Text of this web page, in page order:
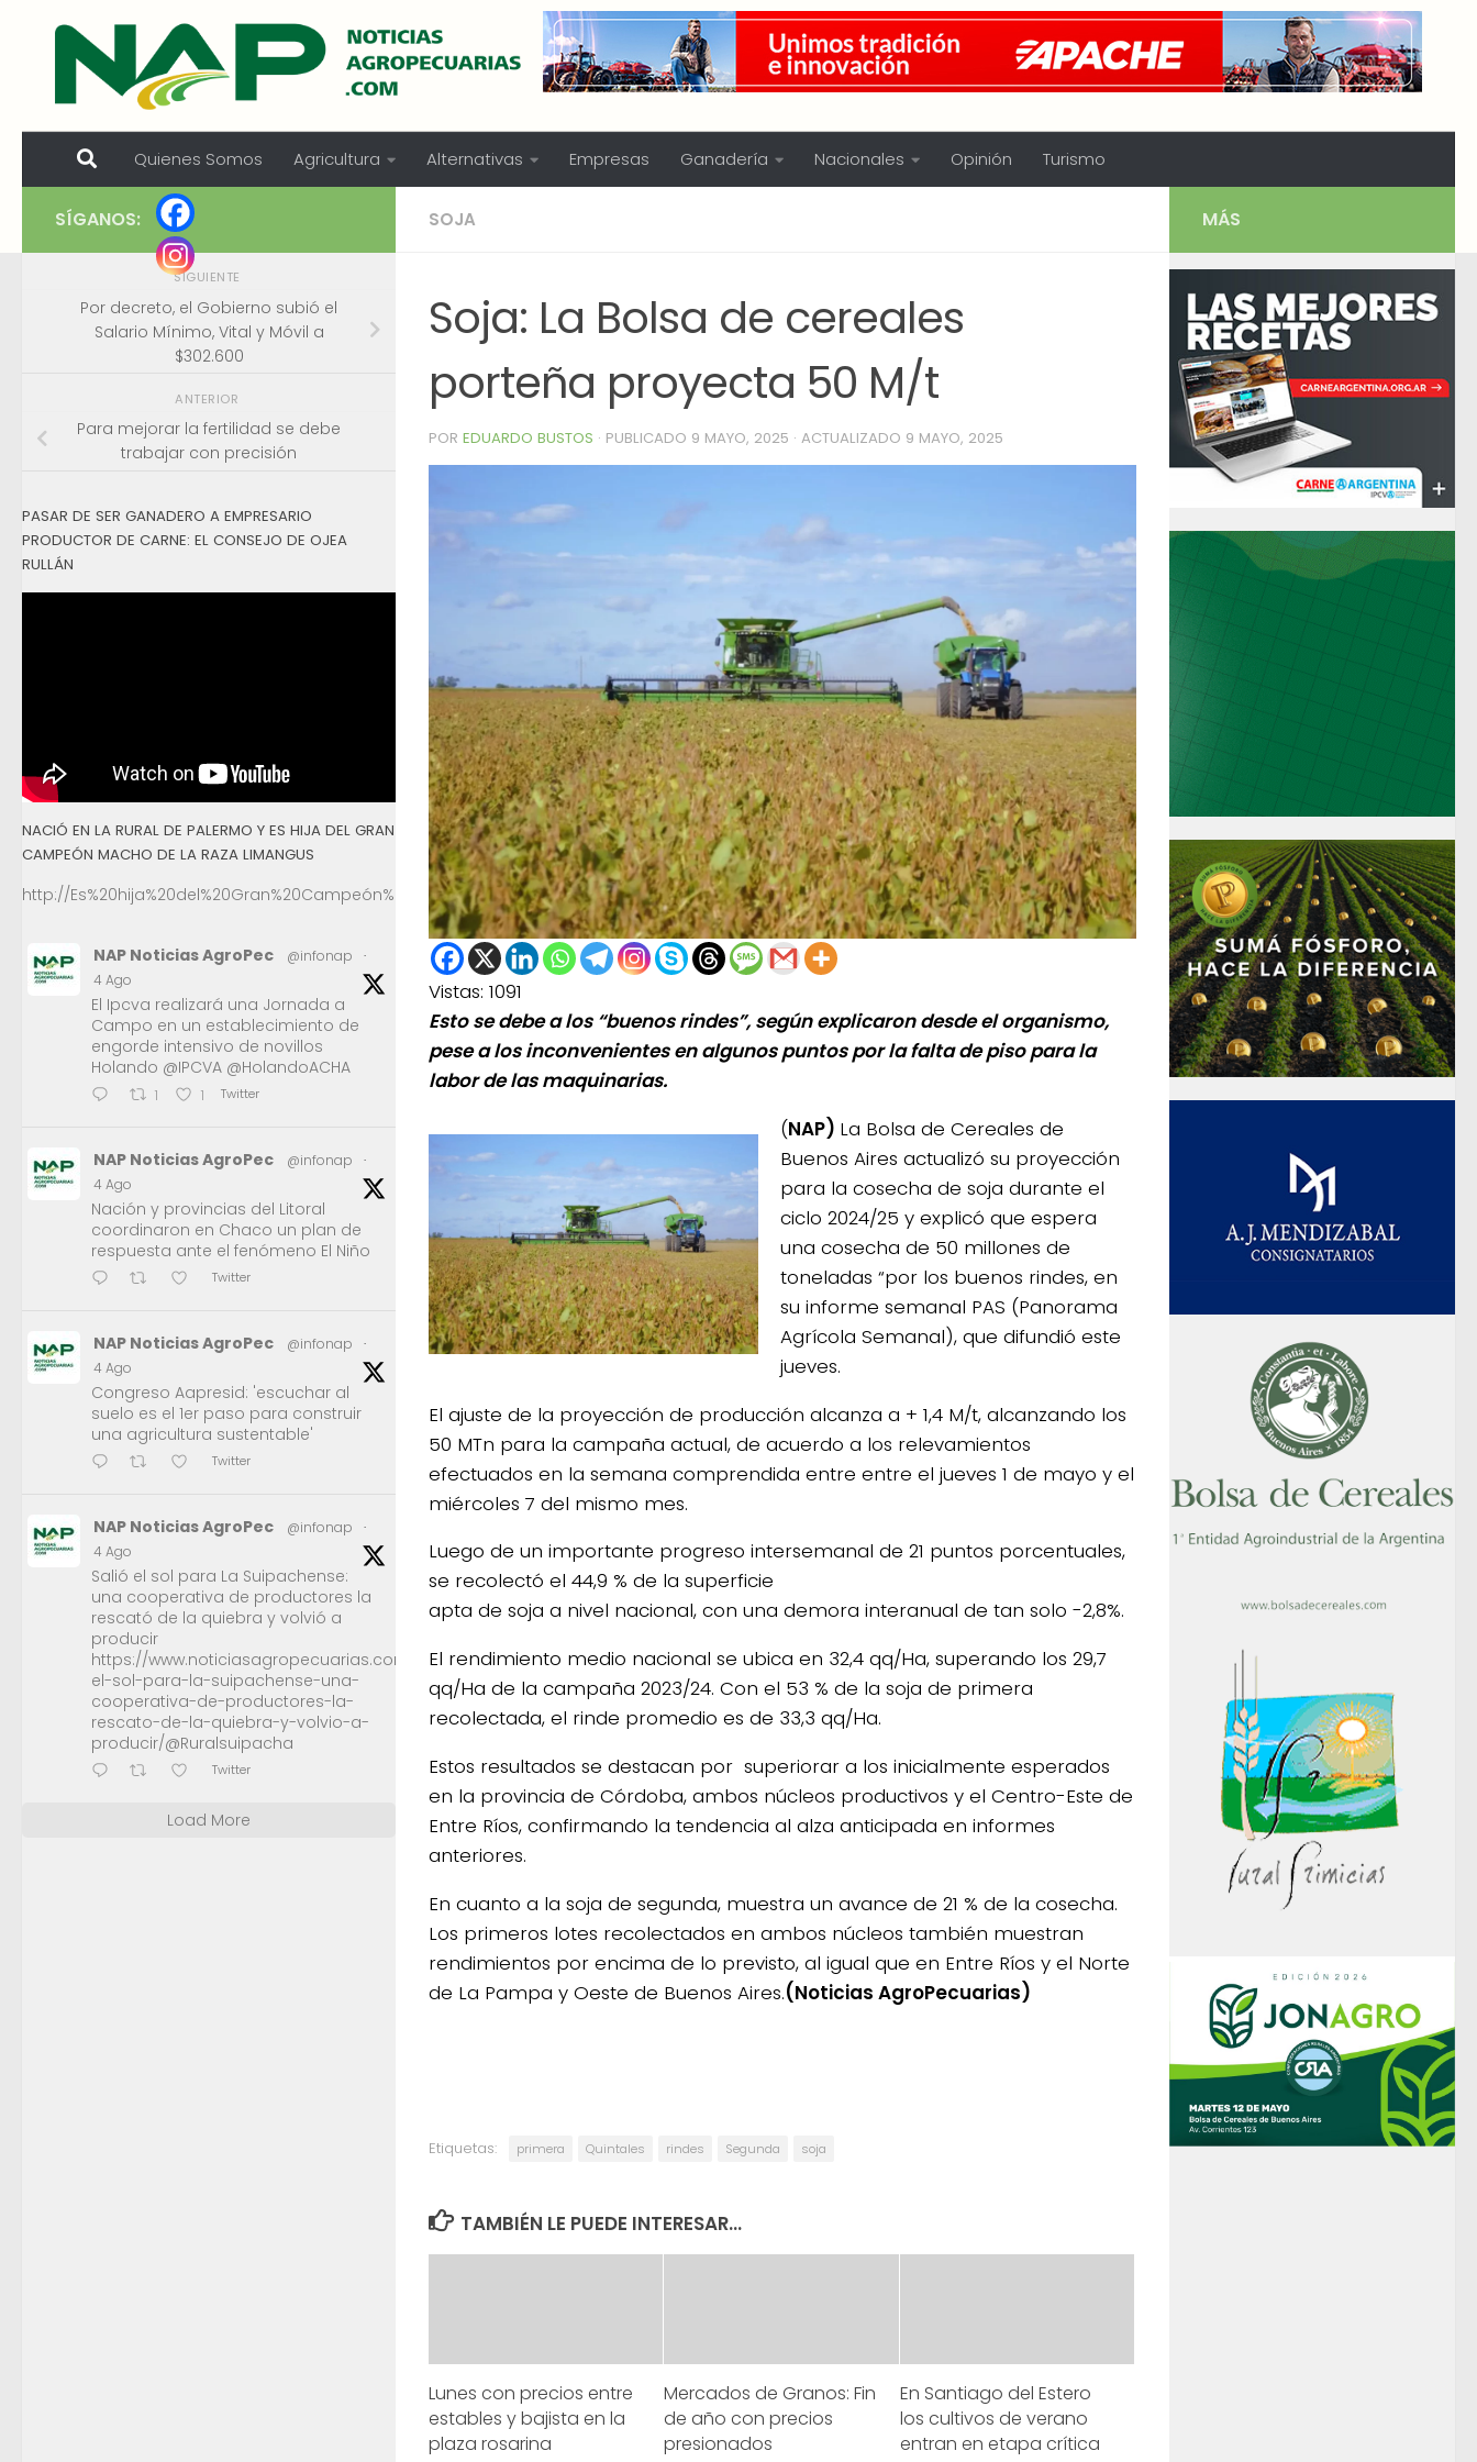
Skip to content
Quienes Somos Agricultura Alternativas Empresas Ganadería Nacionales Opinión Turismo
SOJA
Soja: La Bolsa de cereales
porteña proyecta 50 M/t
POR EDUARDO BUSTOS · PUBLICADO 9 MAYO, 2025 · ACTUALIZADO 9 MAYO, 2025
Vistas: 1091
Esto se debe a los “buenos rindes”, según explicaron desde el organismo,
pese a los inconvenientes en algunos puntos por la falta de piso para la
labor de las maquinarias.
(NAP) La Bolsa de Cereales de
Buenos Aires actualizó su proyección
para la cosecha de soja durante el
ciclo 2024/25 y explicó que espera
una cosecha de 50 millones de
toneladas “por los buenos rindes, en
su informe semanal PAS (Panorama
Agrícola Semanal), que difundió este
jueves.
El ajuste de la proyección de producción alcanza a + 1,4 M/t, alcanzando los
50 MTn para la campaña actual, de acuerdo a los relevamientos
efectuados en la semana comprendida entre entre el jueves 1 de mayo y el
miércoles 7 del mismo mes.
Luego de un importante progreso intersemanal de 21 puntos porcentuales,
se recolectó el 44,9 % de la superficie
apta de soja a nivel nacional, con una demora interanual de tan solo -2,8%.
El rendimiento medio nacional se ubica en 32,4 qq/Ha, superando los 29,7
qq/Ha de la campaña 2023/24. Con el 53 % de la soja de primera
recolectada, el rinde promedio es de 33,3 qq/Ha.
Estos resultados se destacan por superiorar a los inicialmente esperados
en la provincia de Córdoba, ambos núcleos productivos y el Centro-Este de
Entre Ríos, confirmando la tendencia al alza anticipada en informes
anteriores.
En cuanto a la soja de segunda, muestra un avance de 21 % de la cosecha.
Los primeros lotes recolectados en ambos núcleos también muestran
rendimientos por encima de lo previsto, al igual que en Entre Ríos y el Norte
de La Pampa y Oeste de Buenos Aires.(Noticias AgroPecuarias)
Etiquetas: primera Quintales rindes Segunda soja
TAMBIÉN LE PUEDE INTERESAR...
Lunes con precios entre
estables y bajista en la
plaza rosarina
Mercados de Granos: Fin
de año con precios
presionados
En Santiago del Estero
los cultivos de verano
entran en etapa crítica
SÍGANOS:
SIGUIENTE
Por decreto, el Gobierno subió el
Salario Mínimo, Vital y Móvil a
$302.600
ANTERIOR
Para mejorar la fertilidad se debe
trabajar con precisión
PASAR DE SER GANADERO A EMPRESARIO
PRODUCTOR DE CARNE: EL CONSEJO DE OJEA
RULLÁN
NACIÓ EN LA RURAL DE PALERMO Y ES HIJA DEL GRAN
CAMPEÓN MACHO DE LA RAZA LIMANGUS
http://Es%20hija%20del%20Gran%20Campeón%20Macho%20de%20la%20Raza%20Limangus,
NAP Noticias AgroPec @infonap
·
4 Ago
El Ipcva realizará una Jornada a
Campo en un establecimiento de
engorde intensivo de novillos
Holando @IPCVA @HolandoACHA
1 1 Twitter
NAP Noticias AgroPec @infonap
·
4 Ago
Nación y provincias del Litoral
coordinaron en Chaco un plan de
respuesta ante el fenómeno El Niño
Twitter
NAP Noticias AgroPec @infonap
·
4 Ago
Congreso Aapresid: 'escuchar al
suelo es el 1er paso para construir
una agricultura sustentable'
Twitter
NAP Noticias AgroPec @infonap
·
4 Ago
Salió el sol para La Suipachense:
una cooperativa de productores la
rescató de la quiebra y volvió a
producir
https://www.noticiasagropecuarias.com/2026/08/04/salio-
el-sol-para-la-suipachense-una-
cooperativa-de-productores-la-
rescato-de-la-quiebra-y-volvio-a-
producir/@Ruralsuipacha
Twitter
Load More
MÁS